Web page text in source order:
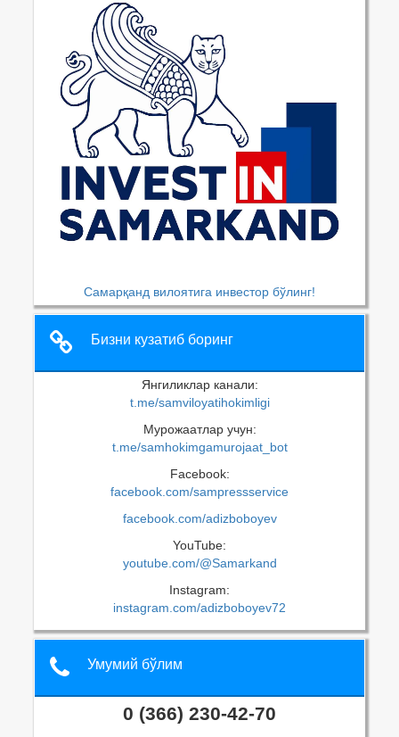
Самарқанд вилоятига инвестор бўлинг!
Бизни кузатиб боринг
Янгиликлар канали:
t.me/samviloyatihokimligi
Мурожаатлар учун:
t.me/samhokimgamurojaat_bot
Facebook:
facebook.com/sampressservice
facebook.com/adizboboyev
YouTube:
youtube.com/@Samarkand
Instagram:
instagram.com/adizboboyev72
Умумий бўлим
0 (366) 230-42-70